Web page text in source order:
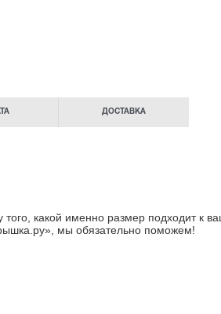
ДОСТАВКА
того, какой именно размер подходит к
, мы обязательно поможем!